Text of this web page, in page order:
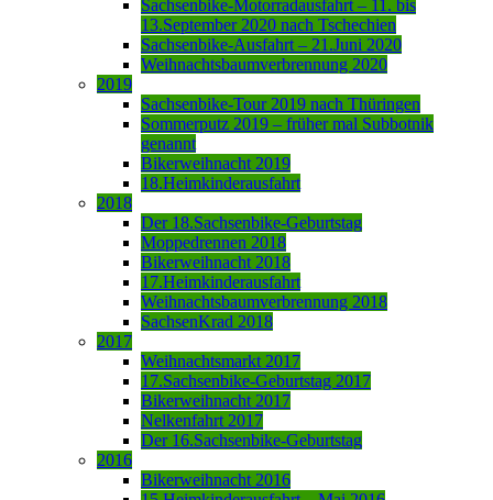
Sachsenbike-Motorradausfahrt – 11. bis
13.September 2020 nach Tschechien
Sachsenbike-Ausfahrt – 21.Juni 2020
Weihnachtsbaumverbrennung 2020
2019
Sachsenbike-Tour 2019 nach Thüringen
Sommerputz 2019 – früher mal Subbotnik
genannt
Bikerweihnacht 2019
18.Heimkinderausfahrt
2018
Der 18.Sachsenbike-Geburtstag
Moppedrennen 2018
Bikerweihnacht 2018
17.Heimkinderausfahrt
Weihnachtsbaumverbrennung 2018
SachsenKrad 2018
2017
Weihnachtsmarkt 2017
17.Sachsenbike-Geburtstag 2017
Bikerweihnacht 2017
Nelkenfahrt 2017
Der 16.Sachsenbike-Geburtstag
2016
Bikerweihnacht 2016